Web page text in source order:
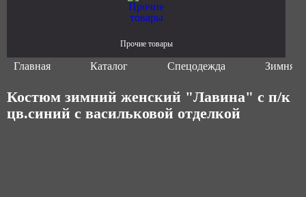
Прочие товары
Главная Каталог Спецодежда Зимняя
Костюм зимний женский "Лавина" с п/к
цв.синий с васильковой отделкой